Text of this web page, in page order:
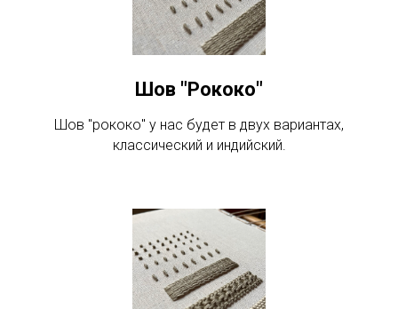
Шов "Рококо"
Шов "рококо" у нас будет в двух вариантах,
классический и индийский.